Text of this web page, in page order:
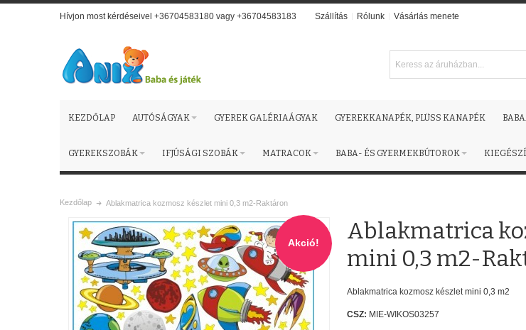
Hívjon most kérdéseivel +36704583180 vagy +36704583183 Szállítás Rólunk Vásárlás menete
KEZDŐLAP AUTÓSÁGYAK GYEREK GALÉRIAÁGYAK GYEREKKANAPÉK, PLÜSS KANAPÉK
GYEREKSZOBÁK IFJÚSÁGI SZOBÁK MATRACOK BABA- ÉS GYERMEKBÚTOROK
Kezdőlap Ablakmatrica kozmosz készlet mini 0,3 m2-Raktáron
Akció!
Ablakmatrica
mini 0,3 m2-
Ablakmatrica kozmosz készlet mini 0,3 m2
CSZ: MIE-WIKOS03257